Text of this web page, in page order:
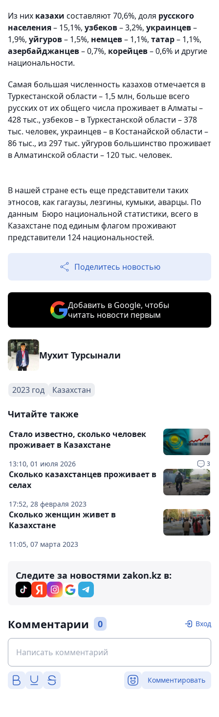
Из них казахи составляют 70,6%, доля русского
населения– 15,1%, узбеков– 3,2%, украинцев–
1,9%, уйгуров– 1,5%, немцев– 1,1%, татар– 1,1%,
азербайджанцев– 0,7%, корейцев– 0,6% и другие
национальности.
Самая большая численность казахов отмечается в
Туркестанской области – 1,5 млн, больше всего
русских от их общего числа проживает в Алматы –
428 тыс., узбеков – в Туркестанской области – 378
тыс. человек, украинцев – в Костанайской области –
86 тыс., из 297 тыс. уйгуров большинство проживает
в Алматинской области – 120 тыс. человек.
В нашей стране есть еще представители таких
этносов, как гагаузы, лезгины, кумыки, аварцы. По
данным Бюро национальной статистики, всего в
Казахстане под единым флагом проживают
представители 124 национальностей.
Поделитесь новостью
Добавить в Google, чтобы
читать новости первым
Мухит Турсынали
2023 год Казахстан
Читайте также
13:10, 01 июля 2026 3
Стало известно, сколько человек
проживает в Казахстане
17:52, 28 февраля 2023
Сколько казахстанцев проживает в
селах
11:05, 07 марта 2023
Сколько женщин живет в
Казахстане
Следите за новостями zakon.kz в:
Комментарии 0 Вход
Комментировать